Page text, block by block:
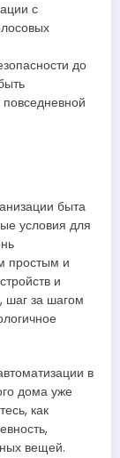
с
до
быта
условия для
простым и
и
шаг за шагом
в
дома уже
как
вещей.